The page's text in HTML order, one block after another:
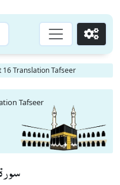
Go
16 Translation Tafseer
Tafseer